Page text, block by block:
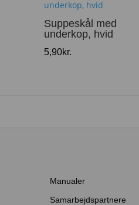
Suppeskål med
underkop, hvid
5,90kr.
Manualer
Samarbejdspartnere